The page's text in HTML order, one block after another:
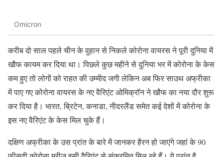
Omicron
करीब दो साल पहले चीन के वुहान से निकले कोरोना वायरस ने पूरी दुनिया में
खौफ कायम कर दिया था। पिछले कुछ महीने से दुनिया भर में कोरोना के केस
कम हुए तो लोगों को राहत की उम्मीद जगी लेकिन अब फिर साउथ अफ्रीका
में पाए गए कोरोना वायरस के नए वैरिएंट ओमिक्रॉन ने खौफ का नया दौर शुरू
कर दिया है। भारत, ब्रिटेन, कनाडा, नीदरलैंड समेत कई देशों में कोरोना के
इस नए वैरिएंट के केस मिल चुके हैं।
दक्षिण अफ्रीका के उस प्रांत के बारे में जानकर हैरन हो जाएंगे जहां के 90